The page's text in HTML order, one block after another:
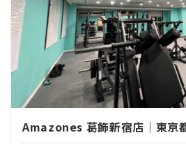
Amazones 葛飾新宿店｜東京